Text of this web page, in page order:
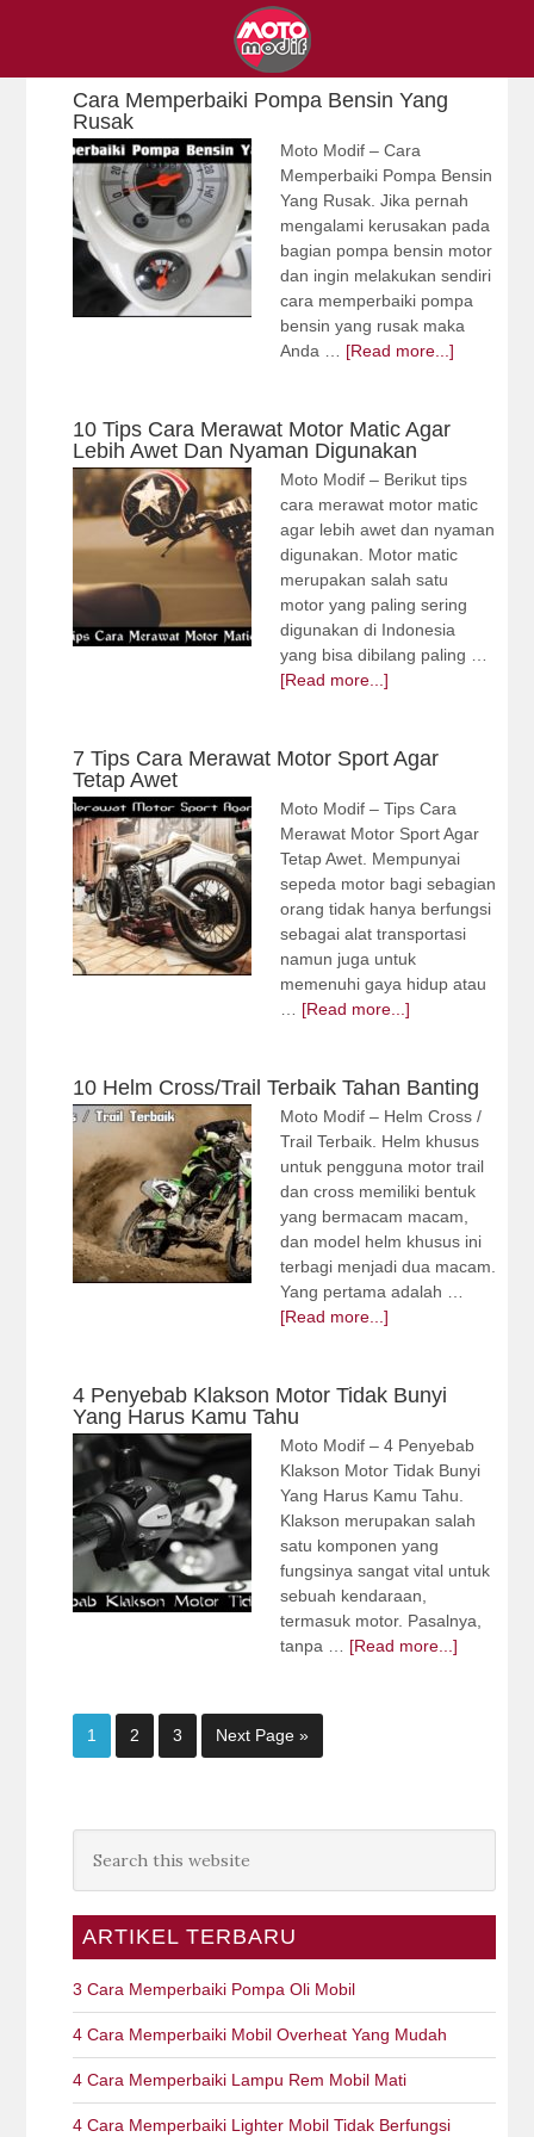
Cara Memperbaiki Pompa Bensin Yang
Rusak
Moto Modif – Cara
Memperbaiki Pompa Bensin
Yang Rusak. Jika pernah
mengalami kerusakan pada
bagian pompa bensin motor
dan ingin melakukan sendiri
cara memperbaiki pompa
bensin yang rusak maka
Anda … [Read more...]
10 Tips Cara Merawat Motor Matic Agar
Lebih Awet Dan Nyaman Digunakan
Moto Modif – Berikut tips
cara merawat motor matic
agar lebih awet dan nyaman
digunakan. Motor matic
merupakan salah satu
motor yang paling sering
digunakan di Indonesia
yang bisa dibilang paling …
[Read more...]
7 Tips Cara Merawat Motor Sport Agar
Tetap Awet
Moto Modif – Tips Cara
Merawat Motor Sport Agar
Tetap Awet. Mempunyai
sepeda motor bagi sebagian
orang tidak hanya berfungsi
sebagai alat transportasi
namun juga untuk
memenuhi gaya hidup atau
[Read more...]
10 Helm Cross/Trail Terbaik Tahan Banting
Moto Modif – Helm Cross /
Trail Terbaik. Helm khusus
untuk pengguna motor trail
dan cross memiliki bentuk
yang bermacam macam,
dan model helm khusus ini
terbagi menjadi dua macam.
Yang pertama adalah …
[Read more...]
4 Penyebab Klakson Motor Tidak Bunyi
Yang Harus Kamu Tahu
Moto Modif – 4 Penyebab
Klakson Motor Tidak Bunyi
Yang Harus Kamu Tahu.
Klakson merupakan salah
satu komponen yang
fungsinya sangat vital untuk
sebuah kendaraan,
termasuk motor. Pasalnya,
tanpa … [Read more...]
1 2 3 Next Page »
ARTIKEL TERBARU
3 Cara Memperbaiki Pompa Oli Mobil
4 Cara Memperbaiki Mobil Overheat Yang Mudah
4 Cara Memperbaiki Lampu Rem Mobil Mati
4 Cara Memperbaiki Lighter Mobil Tidak Berfungsi